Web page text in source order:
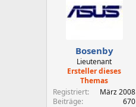
Bosenby
Lieutenant
Ersteller dieses
Themas
Registriert
März 2008
Beiträge
670